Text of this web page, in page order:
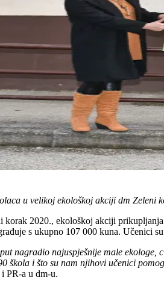
u velikoj ekološkoj akciji dm Zeleni
2020., ekološkoj akciji
s ukupno 107 000 kuna. Učenici
nagradio najuspješnije male
škola i što su nam njihovi učenici
PR-a u dm-u.